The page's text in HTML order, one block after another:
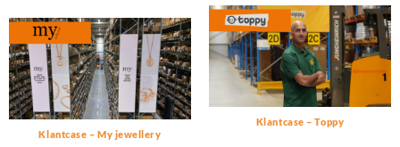
Klantcase – Toppy
Klantcase – My jewellery